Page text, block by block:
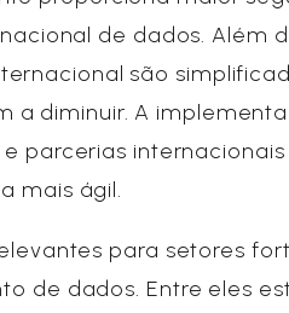
de dados. Além
são
a diminuir. A
parcerias
mais ágil.
para setores
de dados. Entre eles